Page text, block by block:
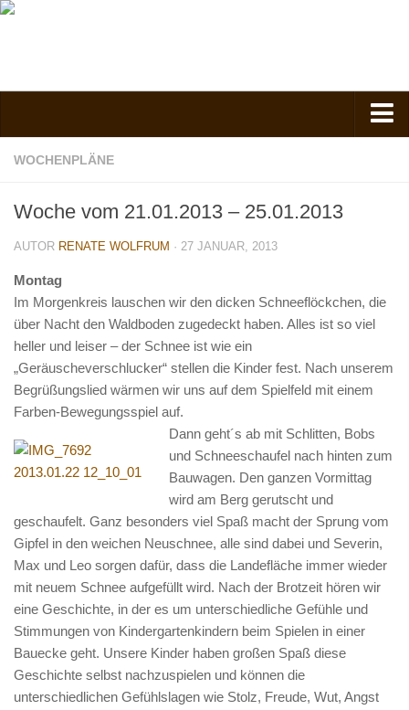
Verein
Kontakt
Vorstand
Kindergarten
Anfahrt
Kosten, Beiträge und Mitgliedschaft
Team
Ausrüstung im Kindergarten
Inklusion
Wochenpläne
Elternarbeit
Alle Termine im Überblick
Archiv
Presse
WOCHENPLÄNE
Woche vom 21.01.2013 – 25.01.2013
AUTOR RENATE WOLFRUM · 27 JANUAR, 2013
Montag
Im Morgenkreis lauschen wir den dicken Schneeflöckchen, die
über Nacht den Waldboden zugedeckt haben. Alles ist so viel
heller und leiser – der Schnee ist wie ein
„Geräuscheverschlucker“ stellen die Kinder fest. Nach unserem
Begrüßungslied wärmen wir uns auf dem Spielfeld mit einem
Farben-Bewegungsspiel auf.
Dann geht´s ab mit Schlitten, Bobs
und Schneeschaufel nach hinten zum
Bauwagen. Den ganzen Vormittag
wird am Berg gerutscht und
geschaufelt. Ganz besonders viel Spaß macht der Sprung vom
Gipfel in den weichen Neuschnee, alle sind dabei und Severin,
Max und Leo sorgen dafür, dass die Landefläche immer wieder
mit neuem Schnee aufgefüllt wird. Nach der Brotzeit hören wir
eine Geschichte, in der es um unterschiedliche Gefühle und
Stimmungen von Kindergartenkindern beim Spielen in einer
Bauecke geht. Unsere Kinder haben großen Spaß diese
Geschichte selbst nachzuspielen und können die
unterschiedlichen Gefühlslagen wie Stolz, Freude, Wut, Angst